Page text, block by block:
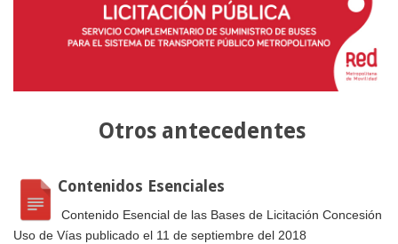
Otros antecedentes
Contenidos Esenciales
Contenido Esencial de las Bases de Licitación Concesión
Uso de Vías publicado el 11 de septiembre del 2018